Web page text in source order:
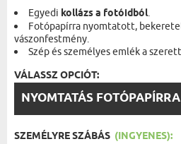
Egyedi kollázs a fotóidból.
Fotópapírra nyomtatott,
vászonfestmény.
Szép és személyes emlék a
VÁLASSZ OPCIÓT:
VÁLASSZ
OPCIÓT:
SZEMÉLYRE SZÁBÁS (INGYENES):